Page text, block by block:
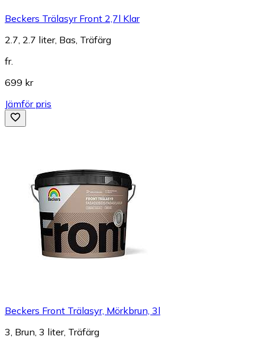
Beckers Trälasyr Front 2,7l Klar
2.7, 2.7 liter, Bas, Träfärg
fr.
699 kr
Jämför pris
Beckers Front Trälasyr, Mörkbrun, 3l
3, Brun, 3 liter, Träfärg